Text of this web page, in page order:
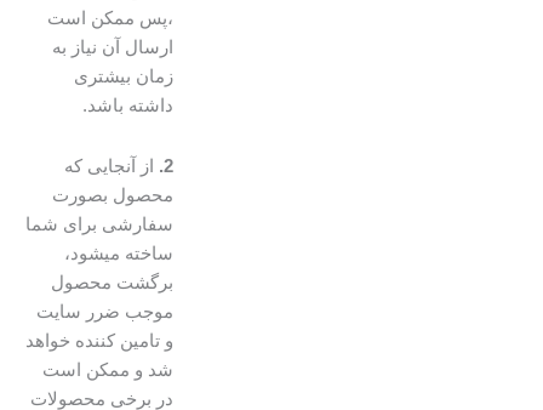
،پس ممکن است
ارسال آن نیاز به
زمان بیشتری
داشته باشد.
از آنجایی که
محصول بصورت
سفارشی برای شما
ساخته میشود،
برگشت محصول
موجب ضرر سایت
و تامین کننده خواهد
شد و ممکن است
در برخی محصولات